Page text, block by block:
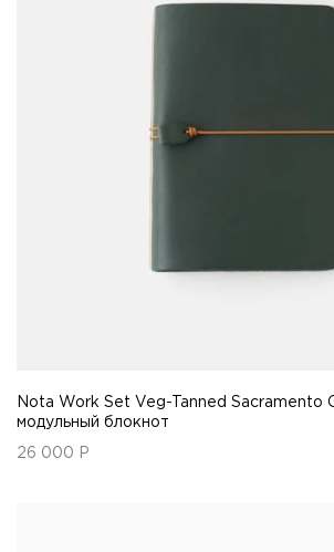
Nota Work Set Veg-Tanned Sacramento
модульный блокнот
26 000 Р